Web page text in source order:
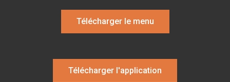
Télécharger le menu
Télécharger l'application